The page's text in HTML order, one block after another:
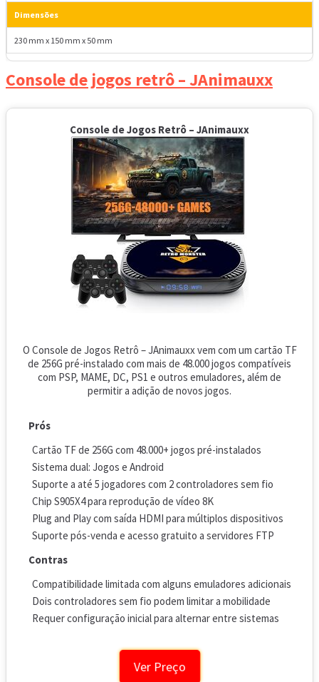
Dimensões
230 mm x 150 mm x 50 mm
Console de jogos retrô – JAnimauxx
Console de Jogos Retrô – JAnimauxx
O Console de Jogos Retrô – JAnimauxx vem com um cartão TF
de 256G pré-instalado com mais de 48.000 jogos compatíveis
com PSP, MAME, DC, PS1 e outros emuladores, além de
permitir a adição de novos jogos.
Prós
Cartão TF de 256G com 48.000+ jogos pré-instalados
Sistema dual: Jogos e Android
Suporte a até 5 jogadores com 2 controladores sem fio
Chip S905X4 para reprodução de vídeo 8K
Plug and Play com saída HDMI para múltiplos dispositivos
Suporte pós-venda e acesso gratuito a servidores FTP
Contras
Compatibilidade limitada com alguns emuladores adicionais
Dois controladores sem fio podem limitar a mobilidade
Requer configuração inicial para alternar entre sistemas
Ver Preço